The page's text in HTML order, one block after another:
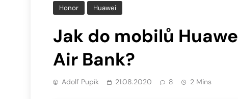
Honor Huawei
Jak do mobilů
Air Bank?
Adolf Pupík 21.08.2020 8 2 Mins